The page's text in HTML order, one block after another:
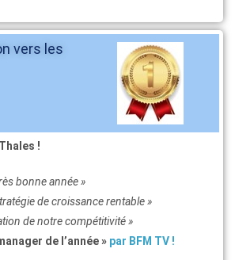
vers les
!
bonne année »
de croissance rentable »
de notre compétitivité »
de l’année » par BFM TV !